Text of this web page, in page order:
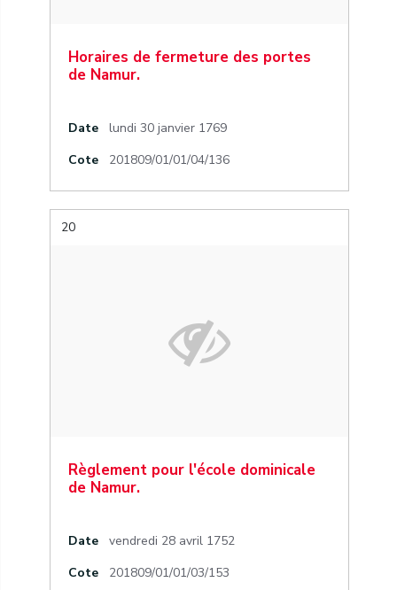
Horaires de fermeture des portes
de Namur.
Date
lundi 30 janvier 1769
Cote
201809/01/01/04/136
20
Règlement pour l'école dominicale
de Namur.
Date
vendredi 28 avril 1752
Cote
201809/01/01/03/153